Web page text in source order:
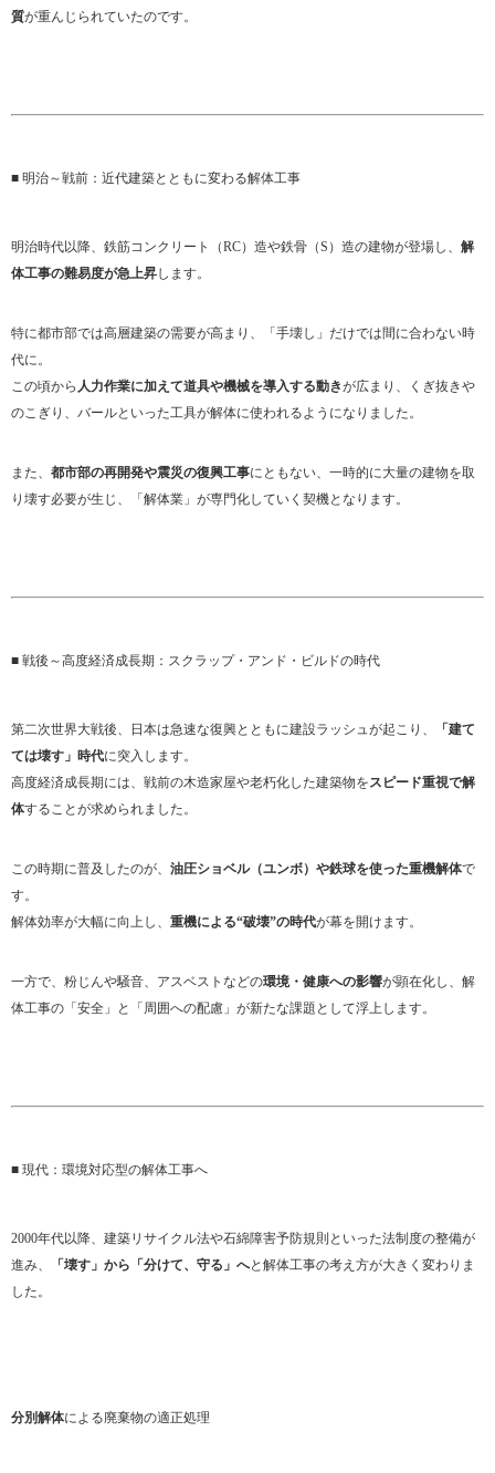
質が重んじられていたのです。
■ 明治～戦前：近代建築とともに変わる解体工事
明治時代以降、鉄筋コンクリート（RC）造や鉄骨（S）造の建物が登場し、 解
体工事の難易度が急上昇します。
特に都市部では高層建築の需要が高まり、「手壊し」だけでは間に合わない時
代に。
この頃から 人力作業に加えて道具や機械を導入する動きが広まり、くぎ抜きや
のこぎり、バールといった工具が解体に使われるようになりました。
また、 都市部の再開発や震災の復興工事にともない、一時的に大量の建物を取
り壊す必要が生じ、「解体業」が専門化していく契機となります。
■ 戦後～高度経済成長期：スクラップ・アンド・ビルドの時代
第二次世界大戦後、日本は急速な復興とともに建設ラッシュが起こり、
「建て
ては壊す」時代に突入します。
高度経済成長期には、戦前の木造家屋や老朽化した建築物をスピード重視で解
体することが求められました。
この時期に普及したのが、 油圧ショベル（ユンボ）や鉄球を使った重機解体で
す。
解体効率が大幅に向上し、 重機による“破壊”の時代が幕を開けます。
一方で、粉じんや騒音、アスベストなどの環境・健康への影響が顕在化し、解
体工事の「安全」と「周囲への配慮」が新たな課題として浮上します。
■ 現代：環境対応型の解体工事へ
2000年代以降、建築リサイクル法や石綿障害予防規則といった法制度の整備が
進み、
「壊す」から「分けて、守る」へと解体工事の考え方が大きく変わりま
した。
分別解体による廃棄物の適正処理